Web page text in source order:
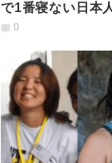
で1番寝ない日本
要な２つのポイン
0